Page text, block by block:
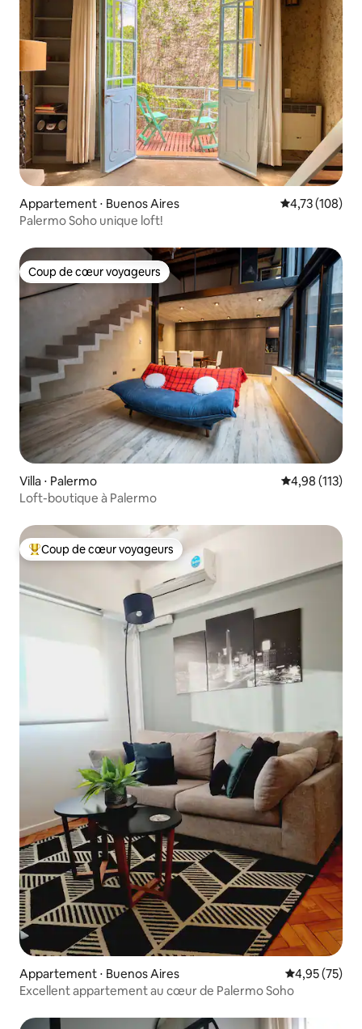
Appartement ⋅ Buenos Aires Évaluation
4,73 (108)
Palermo Soho unique loft!
Coup de cœur voyageurs
Coup de cœur voyageurs
Villa ⋅ Palermo Évaluation
4,98 (113)
Loft-boutique à Palermo
Coups de cœur voyageurs les plus appréciés
Coup de cœur voyageurs
Appartement ⋅ Buenos Aires Évaluation
4,95 (75)
Excellent appartement au cœur de Palermo Soho